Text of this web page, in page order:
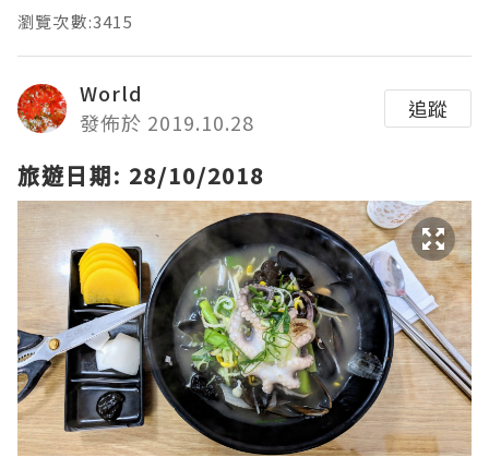
瀏覽次數:3415
World
發佈於 2019.10.28
追蹤
旅遊日期: 28/10/2018